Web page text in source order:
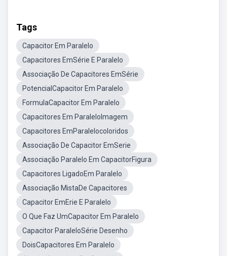
Tags
Capacitor Em Paralelo
Capacitores EmSérie E Paralelo
Associação De Capacitores EmSérie
PotencialCapacitor Em Paralelo
FormulaCapacitor Em Paralelo
Capacitores Em ParaleloImagem
Capacitores EmParalelocoloridos
Associação De Capacitor EmSerie
Associação Paralelo Em CapacitorFigura
Capacitores LigadoEm Paralelo
Associação MistaDe Capacitores
Capacitor EmErie E Paralelo
O Que Faz UmCapacitor Em Paralelo
Capacitor ParaleloSérie Desenho
DoisCapacitores Em Paralelo